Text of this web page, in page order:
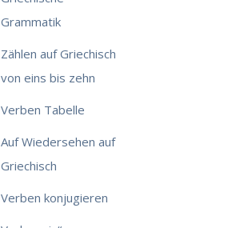
Grammatik
Zählen auf Griechisch
von eins bis zehn
Verben Tabelle
Auf Wiedersehen auf
Griechisch
Verben konjugieren